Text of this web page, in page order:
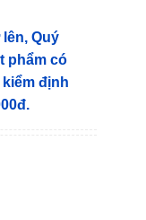
Quý
phẩm có
định